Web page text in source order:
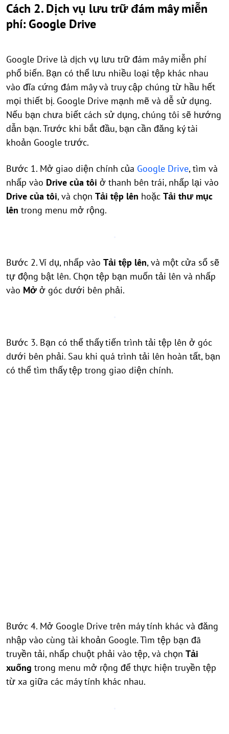
Cách 2. Dịch vụ lưu trữ đám mây miễn
phí: Google Drive
Google Drive là dịch vụ lưu trữ đám mây miễn phí
phổ biến. Bạn có thể lưu nhiều loại tệp khác nhau
vào đĩa cứng đám mây và truy cập chúng từ hầu hết
mọi thiết bị. Google Drive mạnh mẽ và dễ sử dụng.
Nếu bạn chưa biết cách sử dụng, chúng tôi sẽ hướng
dẫn bạn. Trước khi bắt đầu, bạn cần đăng ký tài
khoản Google trước.
Bước 1. Mở giao diện chính của Google Drive, tìm và
nhấp vào Drive của tôi ở thanh bên trái, nhấp lại vào
Drive của tôi, và chọn Tải tệp lên hoặc Tải thư mục
lên trong menu mở rộng.
Bước 2. Ví dụ, nhấp vào Tải tệp lên, và một cửa sổ sẽ
tự động bật lên. Chọn tệp bạn muốn tải lên và nhấp
vào Mở ở góc dưới bên phải.
Bước 3. Bạn có thể thấy tiến trình tải tệp lên ở góc
dưới bên phải. Sau khi quá trình tải lên hoàn tất, bạn
có thể tìm thấy tệp trong giao diện chính.
Bước 4. Mở Google Drive trên máy tính khác và đăng
nhập vào cùng tài khoản Google. Tìm tệp bạn đã
truyền tải, nhấp chuột phải vào tệp, và chọn Tải
xuống trong menu mở rộng để thực hiện truyền tệp
từ xa giữa các máy tính khác nhau.